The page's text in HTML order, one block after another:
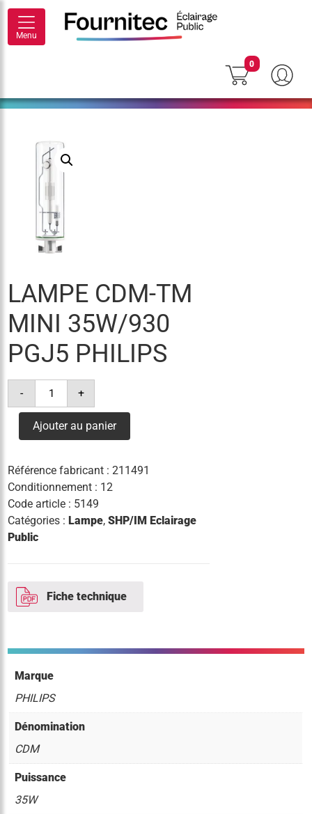
Menu
0
LAMPE CDM-TM
MINI 35W/930
PGJ5 PHILIPS
-
quantité
lampe
tm
mini
philips
+
Ajouter au panier
Référence fabricant :211491
Conditionnement : 12
Code article : 5149
Catégories : Lampe,SHP/IM Eclairage
Public
Fiche technique
Marque
PHILIPS
Dénomination
CDM
Puissance
35W